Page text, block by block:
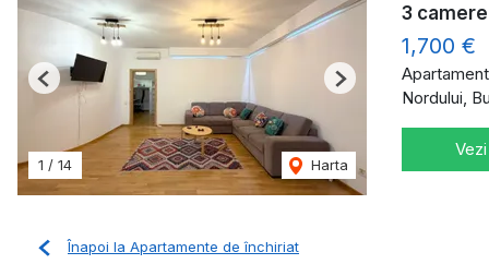
1 / 14 Harta
Previous Next
3
1,700 €
Nordului,
Înapoi la Apartamente de închiriat